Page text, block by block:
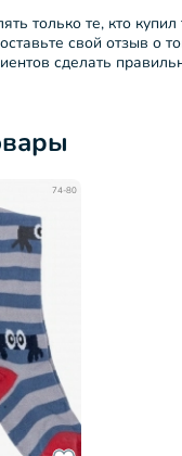
только те, кто купил
свой отзыв о
сделать
74-80